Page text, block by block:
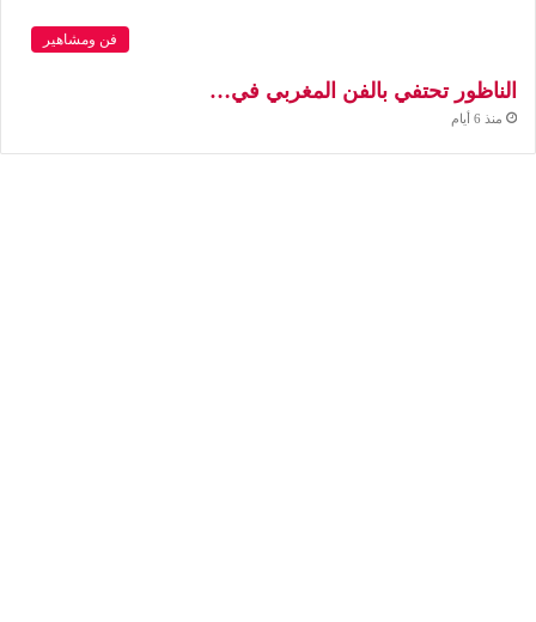
فن ومشاهير
الناظور تحتفي بالفن المغربي في…
منذ 6 أيام